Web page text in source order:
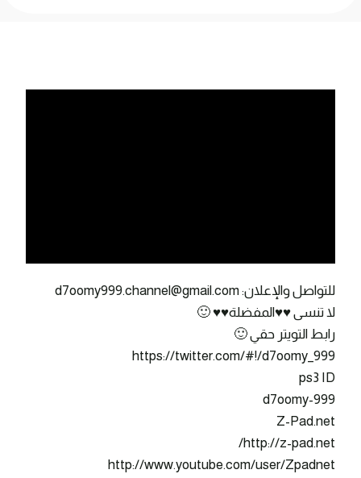
للتواصل والإعلان: d7oomy999.channel@gmail.com
لا تنسى ♥♥المفضلة♥♥ 🙂
رابط التويتر حقي 🙂
https://twitter.com/#!/d7oomy_999
ps3 ID
d7oomy-999
Z-Pad.net
http://z-pad.net/
http://www.youtube.com/user/Zpadnet